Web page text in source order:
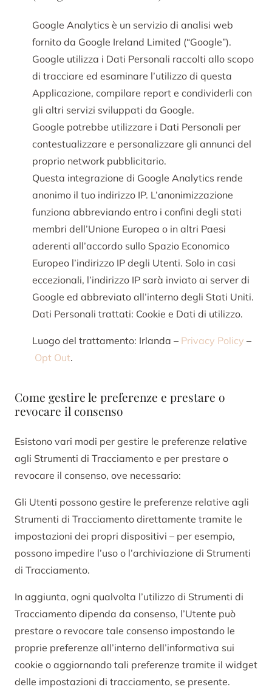
Google Analytics è un servizio di analisi web
fornito da Google Ireland Limited (“Google”).
Google utilizza i Dati Personali raccolti allo scopo
di tracciare ed esaminare l’utilizzo di questa
Applicazione, compilare report e condividerli con
gli altri servizi sviluppati da Google.
Google potrebbe utilizzare i Dati Personali per
contestualizzare e personalizzare gli annunci del
proprio network pubblicitario.
Questa integrazione di Google Analytics rende
anonimo il tuo indirizzo IP. L’anonimizzazione
funziona abbreviando entro i confini degli stati
membri dell’Unione Europea o in altri Paesi
aderenti all’accordo sullo Spazio Economico
Europeo l’indirizzo IP degli Utenti. Solo in casi
eccezionali, l’indirizzo IP sarà inviato ai server di
Google ed abbreviato all’interno degli Stati Uniti.
Dati Personali trattati: Cookie e Dati di utilizzo.
Luogo del trattamento: Irlanda – Privacy Policy –
Opt Out.
Come gestire le preferenze e prestare o
revocare il consenso
Esistono vari modi per gestire le preferenze relative
agli Strumenti di Tracciamento e per prestare o
revocare il consenso, ove necessario:
Gli Utenti possono gestire le preferenze relative agli
Strumenti di Tracciamento direttamente tramite le
impostazioni dei propri dispositivi – per esempio,
possono impedire l’uso o l’archiviazione di Strumenti
di Tracciamento.
In aggiunta, ogni qualvolta l’utilizzo di Strumenti di
Tracciamento dipenda da consenso, l’Utente può
prestare o revocare tale consenso impostando le
proprie preferenze all’interno dell’informativa sui
cookie o aggiornando tali preferenze tramite il widget
delle impostazioni di tracciamento, se presente.